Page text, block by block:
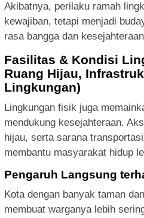
Akibatnya, perilaku ramah
kewajiban, tetapi menjadi
rasa bangga dan
Fasilitas & Kondisi
Ruang Hijau,
Lingkungan)
Lingkungan fisik juga
mendukung kesejahteraan.
hijau, serta sarana
membantu masyarakat hidup
Pengaruh Langsung
Kota dengan banyak taman
membuat warganya lebih